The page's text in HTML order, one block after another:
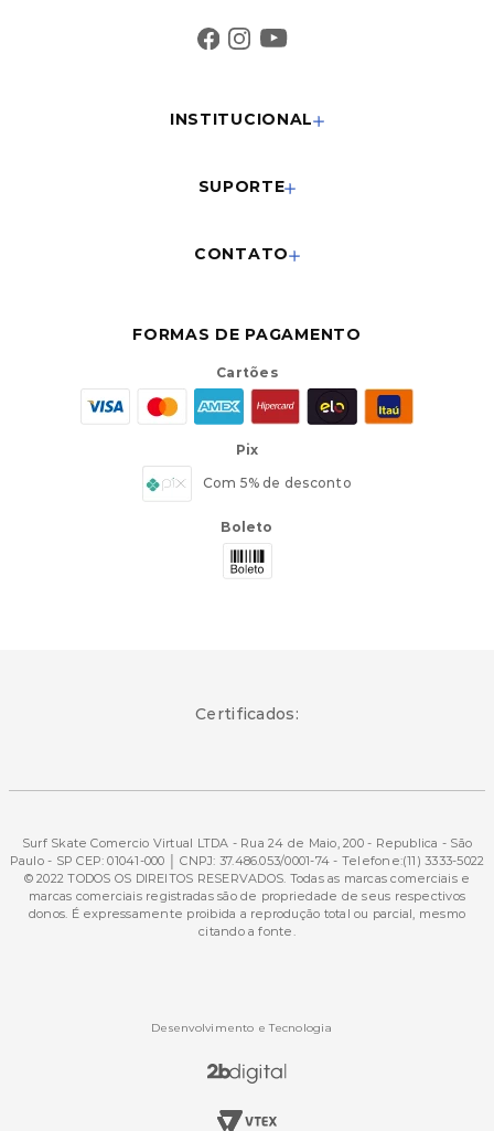
INSTITUCIONAL
SUPORTE
CONTATO
FORMAS DE PAGAMENTO
Cartões
Pix
Com 5% de desconto
Boleto
Certificados:
Surf Skate Comercio Virtual LTDA - Rua 24 de Maio, 200 - Republica - São
Paulo - SP CEP: 01041-000 │ CNPJ: 37.486.053/0001-74 - Telefone:(11) 3333-5022
© 2022 TODOS OS DIREITOS RESERVADOS. Todas as marcas comerciais e
marcas comerciais registradas são de propriedade de seus respectivos
donos. É expressamente proibida a reprodução total ou parcial, mesmo
citando a fonte.
Desenvolvimento e Tecnologia